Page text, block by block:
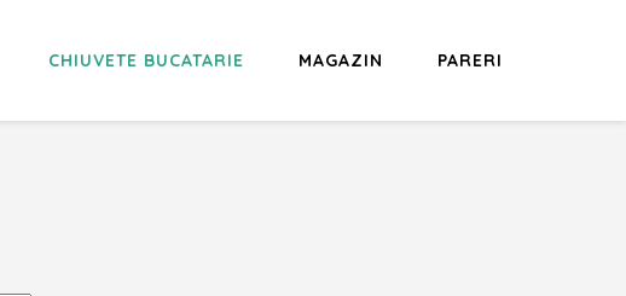
CHIUVETE BUCATARIE MAGAZIN PARERI